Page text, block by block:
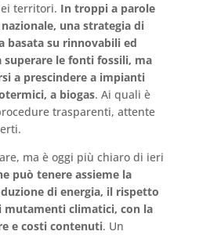
territori. In troppi a parole
una strategia di
basata su rinnovabili ed
superare le fonti fossili, ma
a prescindere a impianti
a biogas. Ai quali è
trasparenti, attente
ma è oggi più chiaro di ieri
può tenere assieme la
di energia, il rispetto
mutamenti climatici, con la
e costi contenuti. Un